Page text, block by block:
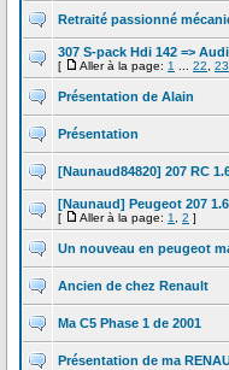
Retraité passionné
307 S-pack Hdi 142 =>
[ Aller à la page: 1 22 23
Présentation de Alain
Présentation
[Naunaud84820] 207 RC
[Naunaud] Peugeot 207
[ Aller à la page: 1 2 ]
Un nouveau en peugeot
Ancien de chez Renault
Ma C5 Phase 1 de 2001
Présentation de ma